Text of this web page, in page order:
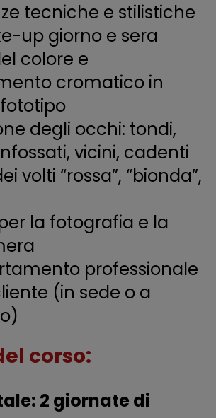
tecniche e stilistiche
up giorno e sera
colore e
cromatico in
degli occhi: tondi,
vicini, cadenti
volti “rossa”, “bionda”,
la fotografia e la
professionale
(in sede o a
corso:
: 2 giornate di